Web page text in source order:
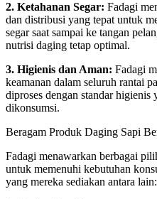
2. Ketahanan Segar: Fadagi
dan distribusi yang tepat untuk
segar saat sampai ke tangan
nutrisi daging tetap optimal.
3. Higienis dan Aman: Fadagi
keamanan dalam seluruh rantai
diproses dengan standar higienis
dikonsumsi.
Beragam Produk Daging Sapi
Fadagi menawarkan berbagai
untuk memenuhi kebutuhan
yang mereka sediakan antara lain: